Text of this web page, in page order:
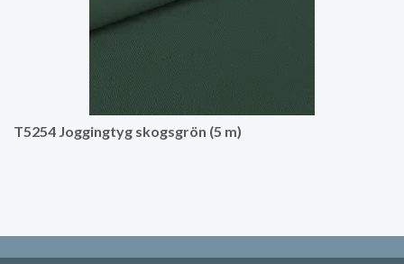
T5254 Joggingtyg skogsgrön (5 m)